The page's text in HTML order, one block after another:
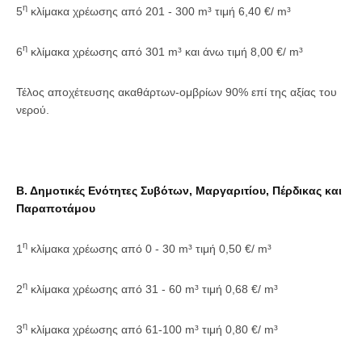
5η κλίμακα χρέωσης από 201 - 300 m³ τιμή 6,40 €/ m³
6η κλίμακα χρέωσης από 301 m³ και άνω τιμή 8,00 €/ m³
Τέλος αποχέτευσης ακαθάρτων-ομβρίων 90% επί της αξίας του
νερού.
Β. Δημοτικές Ενότητες Συβότων, Μαργαριτίου, Πέρδικας και
Παραποτάμου
1 η κλίμακα χρέωσης από 0 - 30 m³ τιμή 0,50 €/ m³
2η κλίμακα χρέωσης από 31 - 60 m³ τιμή 0,68 €/ m³
3η κλίμακα χρέωσης από 61-100 m³ τιμή 0,80 €/ m³